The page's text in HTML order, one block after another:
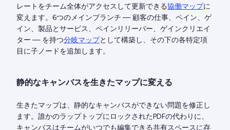
レートをチーム全体がアクセスして更新できる協働マップに
変えます。6つのメインブランチ — 顧客の仕事、ペイン、ゲ
イン、製品とサービス、ペインリリーバー、ゲインクリエイ
ター — を持つ分岐マップとして構築し、その下の各特定項
目に子ノードを追加します。
静的なキャンバスを生きたマップに変える
生きたマップは、静的なキャンバスができない問題を修正し
ます。誰かのラップトップにロックされたPDFの代わりに、
キャンバスはチームがいつでも編集できる共有スペースに存